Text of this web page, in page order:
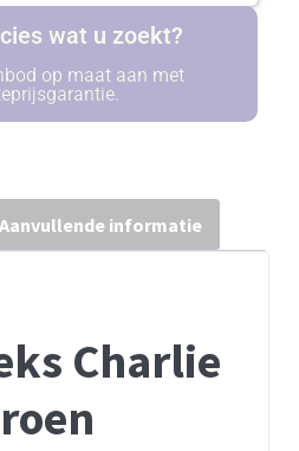
wat u zoekt?
op maat aan met
Aanvullende informatie
Charlie